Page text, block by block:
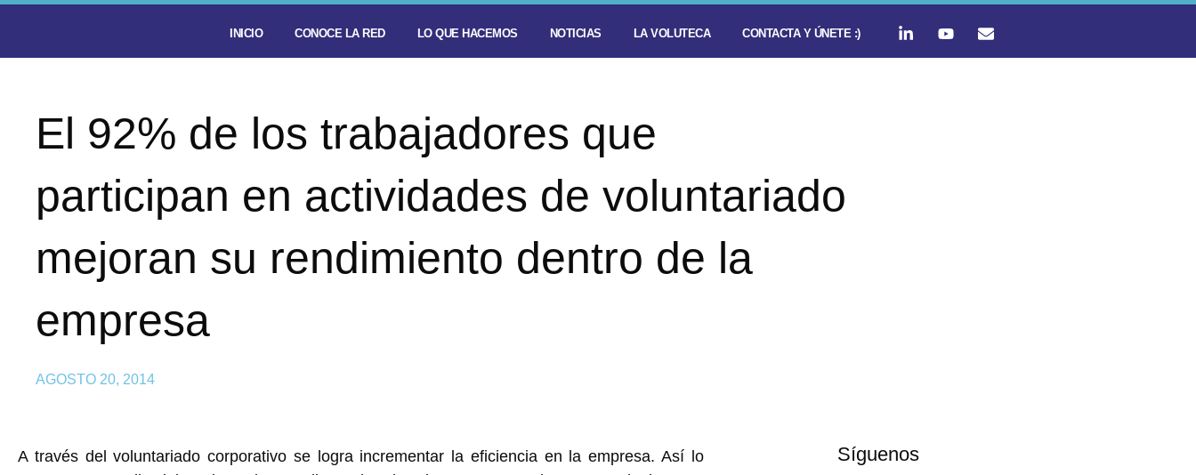
INICIO CONOCE LA RED LO QUE HACEMOS NOTICIAS LA VOLUTECA CONTACTA Y ÚNETE :)
El 92% de los trabajadores que
participan en actividades de voluntariado
mejoran su rendimiento dentro de la
empresa
AGOSTO 20, 2014
A través del voluntariado corporativo se logra incrementar la eficiencia en la empresa. Así lo
Síguenos